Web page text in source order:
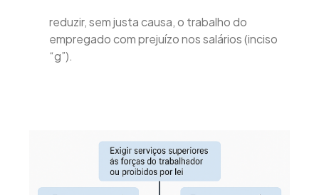
reduzir, sem justa causa, o trabalho do
empregado com prejuízo nos salários (inciso
“g”).